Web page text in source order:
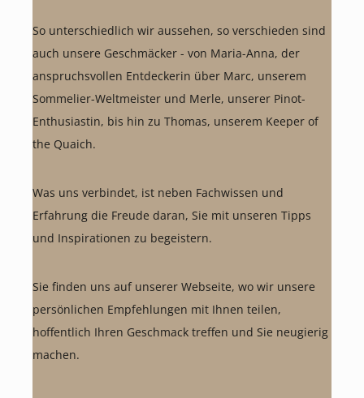
So unterschiedlich wir aussehen, so verschieden sind
auch unsere Geschmäcker - von Maria-Anna, der
anspruchsvollen Entdeckerin über Marc, unserem
Sommelier-Weltmeister und Merle, unserer Pinot-
Enthusiastin, bis hin zu Thomas, unserem Keeper of
the Quaich.
Was uns verbindet, ist neben Fachwissen und
Erfahrung die Freude daran, Sie mit unseren Tipps
und Inspirationen zu begeistern.
Sie finden uns auf unserer Webseite, wo wir unsere
persönlichen Empfehlungen mit Ihnen teilen,
hoffentlich Ihren Geschmack treffen und Sie neugierig
machen.